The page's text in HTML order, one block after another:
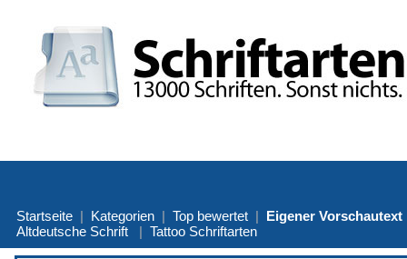
Startseite | Kategorien | Top bewertet | Eigener Vorschautext
Altdeutsche Schrift | Tattoo Schriftarten